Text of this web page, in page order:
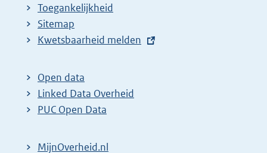
Toegankelijkheid
Sitemap
E
t
e
r
Kwetsbaarheid melden
Open data
Linked Data Overheid
PUC Open Data
MijnOverheid.nl